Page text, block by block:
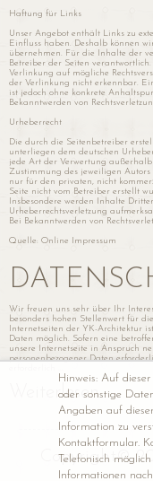
Haftung für Links
Unser Angebot enthält Links zu
Einfluss haben. Deshalb können
übernehmen. Für die Inhalte der
Betreiber der Seiten
Verlinkung auf mögliche
der Verlinkung nicht erkennbar.
ist jedoch ohne konkrete
Bekanntwerden von
Urheberrecht
Die durch die Seitenbetreiber
unterliegen dem deutschen
jede Art der Verwertung
Zustimmung des jeweiligen Autors
nur für den privaten, nicht
Seite nicht vom Betreiber erstellt
Insbesondere werden Inhalte
Urheberrechtsverletzung
Bei Bekanntwerden von
Quelle: Online Impressum
Wir freuen uns sehr über Ihr
besonders hohen Stellenwert für
Internetseiten der YK-Architektur
Daten möglich. Sofern eine
unsere Internetseite in Anspruch
personenbezogener Daten
Weiterlesen
Copyright©
Hinweis: Auf
oder sonstige
Angaben auf
Information zu
Kontaktformular.
Telefonisch
Informationen